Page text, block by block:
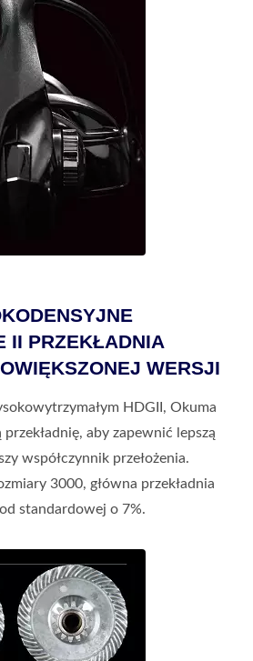
II PRZEKŁADNIA
WERSJI
HDGII, Okuma
przekładnię, aby zapewnić lepszą
współczynnik przełożenia.
3000, główna przekładnia
standardowej o 7%.